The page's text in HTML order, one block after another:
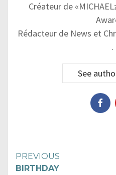
Créateur de
Rédacteur de News et
.
See
Continue
PREVIOUS
BIRTHDAY